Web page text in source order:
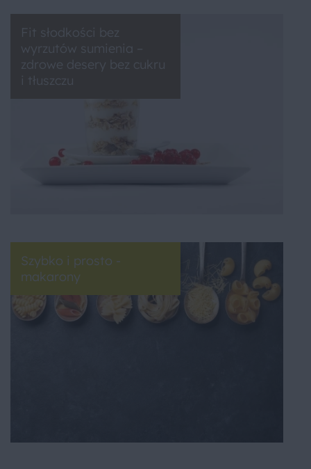
Fit słodkości bez
wyrzutów sumienia –
zdrowe desery bez cukru
i tłuszczu
Szybko i prosto -
makarony